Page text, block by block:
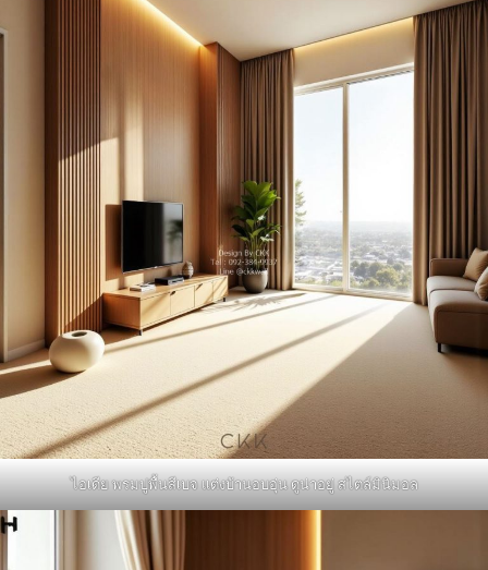
ไอเดีย พรมปูพื้นสีเบจ แต่งบ้านอบอุ่น ดูน่าอยู่ สไตล์มินิมอล